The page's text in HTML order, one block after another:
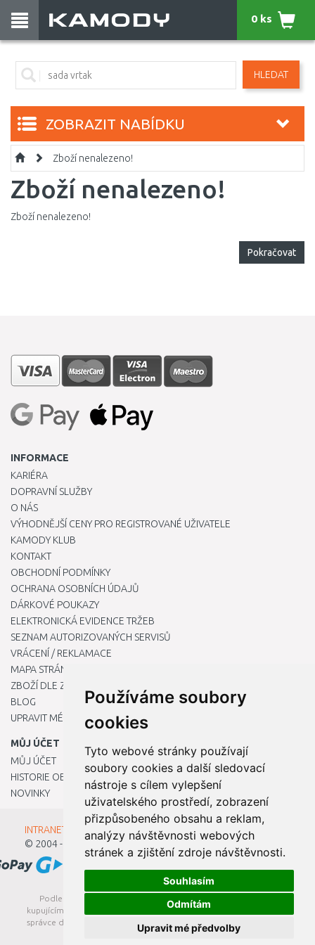
Používáme soubory
cookies
Tyto webové stránky používají
soubory cookies a další sledovací
nástroje s cílem vylepšení
uživatelského prostředí, zobrazení
přizpůsobeného obsahu a reklam,
analýzy návštěvnosti webových
stránek a zjištění zdroje návštěvnosti.
Souhlasím
Odmítám
Upravit mé předvolby
HLEDAT
0 ks
ZOBRAZIT NABÍDKU
Zboží nenalezeno!
Zboží nenalezeno!
Zboží nenalezeno!
Pokračovat
INFORMACE
KARIÉRA
DOPRAVNÍ SLUŽBY
O NÁS
VÝHODNĚJŠÍ CENY PRO REGISTROVANÉ UŽIVATELE
KAMODY KLUB
KONTAKT
OBCHODNÍ PODMÍNKY
OCHRANA OSOBNÍCH ÚDAJŮ
DÁRKOVÉ POUKAZY
ELEKTRONICKÁ EVIDENCE TRŽEB
SEZNAM AUTORIZOVANÝCH SERVISŮ
VRÁCENÍ / REKLAMACE
MAPA STRÁNKY
ZBOŽÍ DLE ZNAČEK
BLOG
UPRAVIT MÉ PŘEDVOLBY COOKIES
MŮJ ÚČET
MŮJ ÚČET
HISTORIE OBJEDNÁVEK
NOVINKY
INTRANET - Přihlášení pro zaměstnance
© 2004 - 2026
Kamody s.r.o.
Podle zákona o evidenci tržeb je prodávající povinen vystavit
kupujícímu účtenku. Zároveň je povinen zaevidovat přijatou tržbu u
správce daně online; v případě technického výpadku pak nejpozději
do 48 hodin.